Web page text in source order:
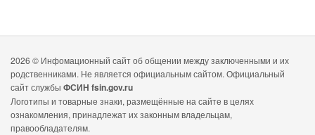
2026 © Инфомационный сайт об общении между заключенными и их
родственниками. Не является официальным сайтом. Официальный
сайт службы ФСИН fsin.gov.ru
Логотипы и товарные знаки, размещённые на сайте в целях
ознакомления, принадлежат их законным владельцам,
правообладателям.